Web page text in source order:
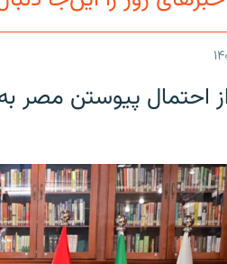
احتمال پیوستن مصر